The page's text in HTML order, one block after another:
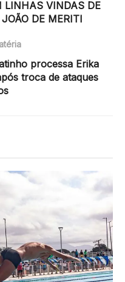
LINHAS VINDAS DE
DE MERITI
processa Erika
troca de ataques